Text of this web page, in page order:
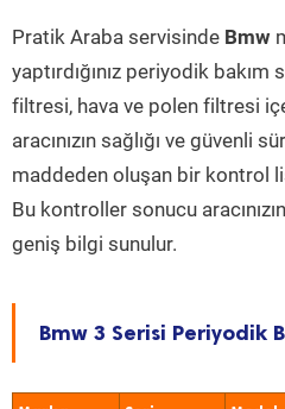
Pratik Araba servisinde Bmw
yaptırdığınız periyodik
filtresi, hava ve polen filtresi
aracınızın sağlığı ve güvenli
maddeden oluşan bir kontrol
Bu kontroller sonucu
geniş bilgi sunulur.
Bmw 3 Serisi Periyodik